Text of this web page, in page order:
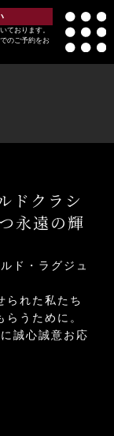
ております。
のご予約をお
ドクラシ
永遠の輝
ド・ラグジュ
られた私たち
うために。
誠心誠意お応